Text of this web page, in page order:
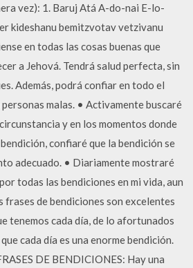
vez): 1. Baruj Atá A-do-nai E-lo-
kideshanu bemitzvotav vetzivanu
en todas las cosas buenas que
a Jehová. Tendrá salud perfecta, sin
Además, podrá confiar en todo el
malas. • Activamente buscaré
y en los momentos donde
confiaré que la bendición se
adecuado. • Diariamente mostraré
todas las bendiciones en mi vida, aun
frases de bendiciones son excelentes
tenemos cada día, de lo afortunados
cada día es una enorme bendición.
DE BENDICIONES: Hay una